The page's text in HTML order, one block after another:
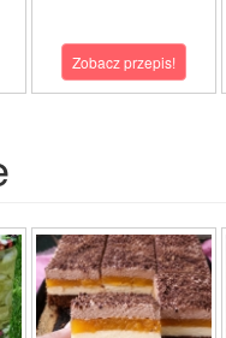
Zobacz przepis!